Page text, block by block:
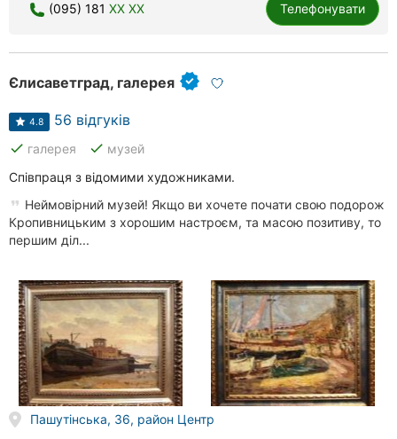
(095) 181 XX XX Телефонувати
Єлисаветград, галерея
4.8 56 відгуків
done галерея done музей
Співпраця з відомими художниками.
Неймовірний музей! Якщо ви хочете почати свою подорож
Кропивницьким з хорошим настроєм, та масою позитиву, то
першим діл...
Пашутінська, 36, район Центр